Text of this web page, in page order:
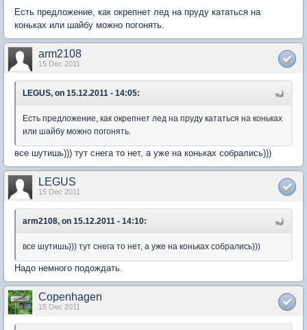
Есть предложение, как окрепнет лед на пруду кататься на
коньках или шайбу можно погонять.
arm2108
15 Dec 2011
LEGUS, on 15.12.2011 - 14:05:
Есть предложение, как окрепнет лед на пруду кататься на коньках
или шайбу можно погонять.
все шутишь))) тут снега то нет, а уже на коньках собрались)))
LEGUS
15 Dec 2011
arm2108, on 15.12.2011 - 14:10:
все шутишь))) тут снега то нет, а уже на коньках собрались)))
Надо немного подождать.
Copenhagen
15 Dec 2011